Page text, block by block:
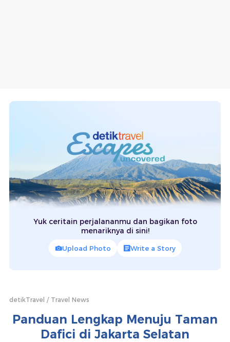
Yuk ceritain perjalananmu dan bagikan foto
menariknya di sini!
Upload Photo Write a Story
detikTravel Travel News
Panduan Lengkap Menuju Taman
Dafici di Jakarta Selatan